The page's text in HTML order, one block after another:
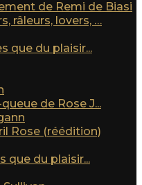
de Remi de Biasi
râleurs, lovers, …
que du plaisir...
de Rose J...
Rose (réédition)
que du plaisir...